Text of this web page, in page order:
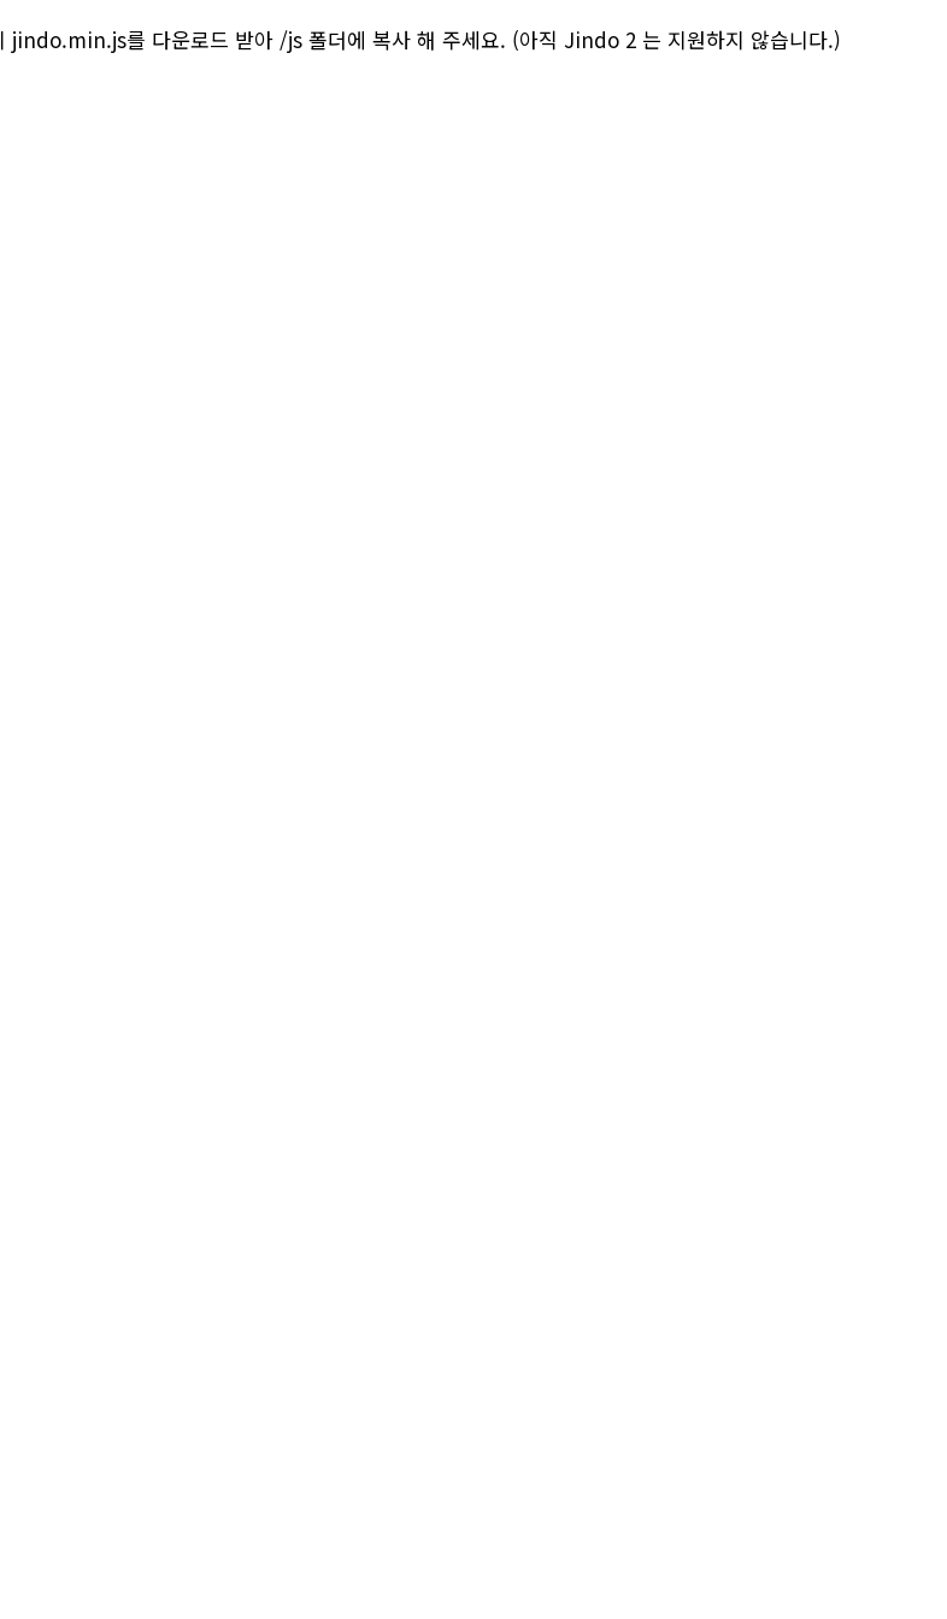
jindo.min.js를 다운로드 받아 /js 폴더에 복사 해 주세요. (아직 Jindo 2 는 지원하지 않습니다.)